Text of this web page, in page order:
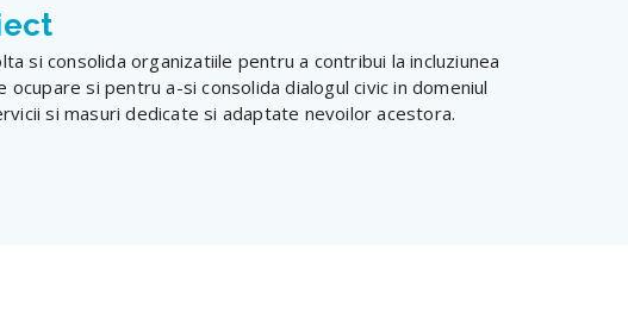
si consolida organizatiile pentru a contribui la incluziunea
si pentru a-si consolida dialogul civic in domeniul
si masuri dedicate si adaptate nevoilor acestora.